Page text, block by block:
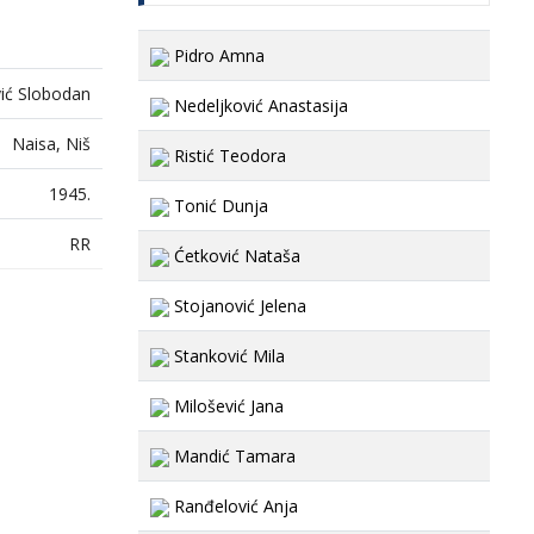
Slobodan
Naisa, Niš
1945.
RR
Pidro Amna
Nedeljković Anastasija
Ristić Teodora
Tonić Dunja
Ćetković Nataša
Stojanović Jelena
Stanković Mila
Milošević Jana
Mandić Tamara
Ranđelović Anja